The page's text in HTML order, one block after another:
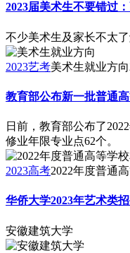
2023届美术生不要错过
不少美术生及家长不太
2023艺考美术生就业方向
教育部公布新一批普通
日前，教育部公布了
修业年限专业点62个。
2023高考2022年度普通
华侨大学2023年艺术类
安徽建筑大学